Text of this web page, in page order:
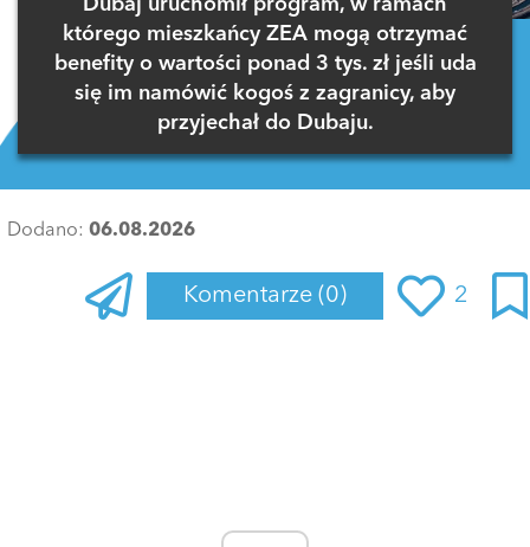
Dubaj uruchomił program, w ramach
którego mieszkańcy ZEA mogą otrzymać
benefity o wartości ponad 3 tys. zł jeśli uda
się im namówić kogoś z zagranicy, aby
przyjechał do Dubaju.
Dodano: 06.08.2026
Komentarze (0) 2